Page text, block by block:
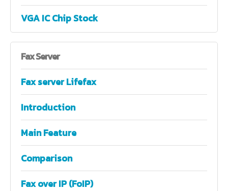
VGA IC Chip Stock
FaxServer
Fax server Lifefax
Introduction
Main Feature
Comparison
Fax over IP (FoIP)